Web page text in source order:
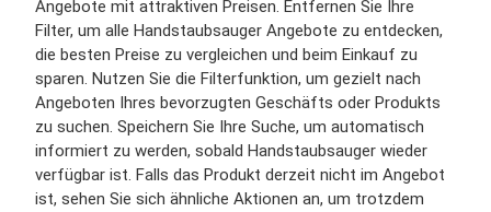
Angebote mit attraktiven Preisen. Entfernen Sie Ihre
Filter, um alle Handstaubsauger Angebote zu entdecken,
die besten Preise zu vergleichen und beim Einkauf zu
sparen. Nutzen Sie die Filterfunktion, um gezielt nach
Angeboten Ihres bevorzugten Geschäfts oder Produkts
zu suchen. Speichern Sie Ihre Suche, um automatisch
informiert zu werden, sobald Handstaubsauger wieder
verfügbar ist. Falls das Produkt derzeit nicht im Angebot
ist, sehen Sie sich ähnliche Aktionen an, um trotzdem